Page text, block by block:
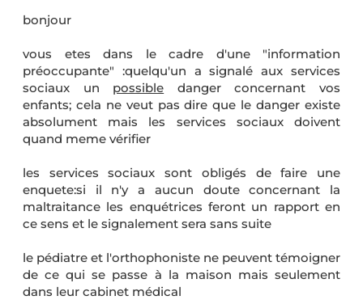
bonjour
vous etes dans le cadre d'une "information
préoccupante" :quelqu'un a signalé aux services
sociaux un possible danger concernant vos
enfants; cela ne veut pas dire que le danger existe
absolument mais les services sociaux doivent
quand meme vérifier
les services sociaux sont obligés de faire une
enquete:si il n'y a aucun doute concernant la
maltraitance les enquétrices feront un rapport en
ce sens et le signalement sera sans suite
le pédiatre et l'orthophoniste ne peuvent témoigner
de ce qui se passe à la maison mais seulement
dans leur cabinet médical